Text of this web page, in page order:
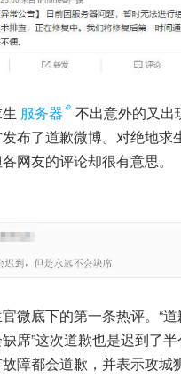
服务器
不出意外的又出
布了道歉微博。对绝地求
网友的评论却很有意思。
微底下的第一条热评。“道
席”这次道歉也是迟到了半
障都会道歉，并表示攻城